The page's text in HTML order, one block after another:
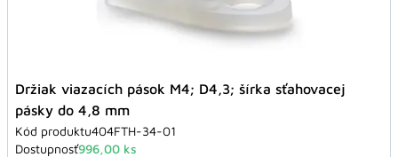
Držiak viazacích pások M4; D4,3; šírka sťahovacej
pásky do 4,8 mm
Kód produktu404FTH-34-01
Dostupnosť996,00 ks